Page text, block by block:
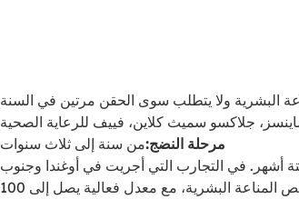
جلاكسو سميث كلاين، فييف للرعاية الصحية
مرحلة النضج:من سنة إلى ثلاث سنوات
ستة أشهر. في التجارب التي أجريت في أوغندا وجنوب